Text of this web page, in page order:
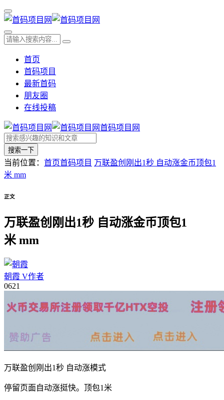
首页
首码项目
最新首码
朋友圈
在线投稿
首码项目网
搜索一下
当前位置： 首页首码项目 万联盈创刚出1秒 自动涨金币顶包1
米 mm
正文
万联盈创刚出1秒 自动涨金币顶包1
米 mm
朝霞 V作者
0621
万联盈创刚出1秒 自动涨模式
停留页面自动涨挺快。顶包1米